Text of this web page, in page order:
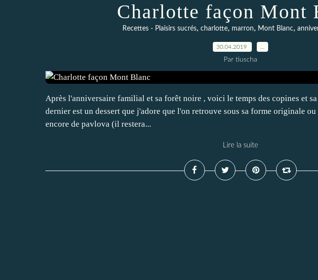
Charlotte façon Mont
Recettes - Plaisirs sucrés, charlotte, marron, Mont Blanc,
30.04.2019
Par tiuscha
Après l'anniversaire familial et sa forêt noire , voici le temps des copines et
dernier est un dessert que j'adore que l'on retrouve sous sa forme originale
encore de pavlova (il restera...
Lire la suite